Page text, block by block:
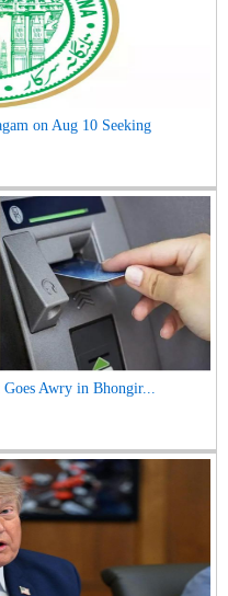
on Aug 10 Seeking
Awry in Bhongir...